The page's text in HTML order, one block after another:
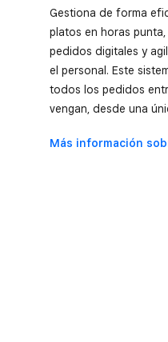
Gestiona de forma
platos en horas
pedidos digitales y
el personal. Este
todos los pedidos
vengan, desde una
Más información